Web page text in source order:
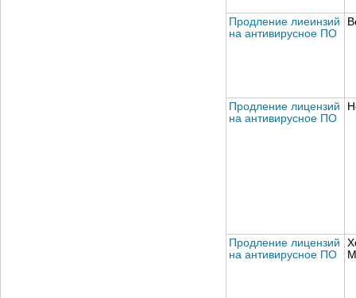
Продление лиеинзий
на антивирусное ПО
Продление лицензий
на антивирусное ПО
Продление лицензий
на антивирусное ПО